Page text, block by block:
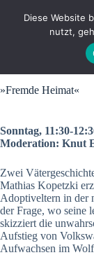
»Fremde Heimat«
Sonntag, 11:30-
Moderation: Knut
Zwei
Mathias Kopetzki
Adoptiveltern in der
der Frage, wo seine
skizziert die
Aufstieg von
Aufwachsen im
Diese Website
nutzt,